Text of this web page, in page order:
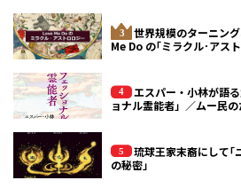
世界規模のターニン
Me Do の｢ミラクル･アス
エスパー・小林が語
ョナル霊能者」／ムー民
琉球王家末裔にして｢
の秘密」